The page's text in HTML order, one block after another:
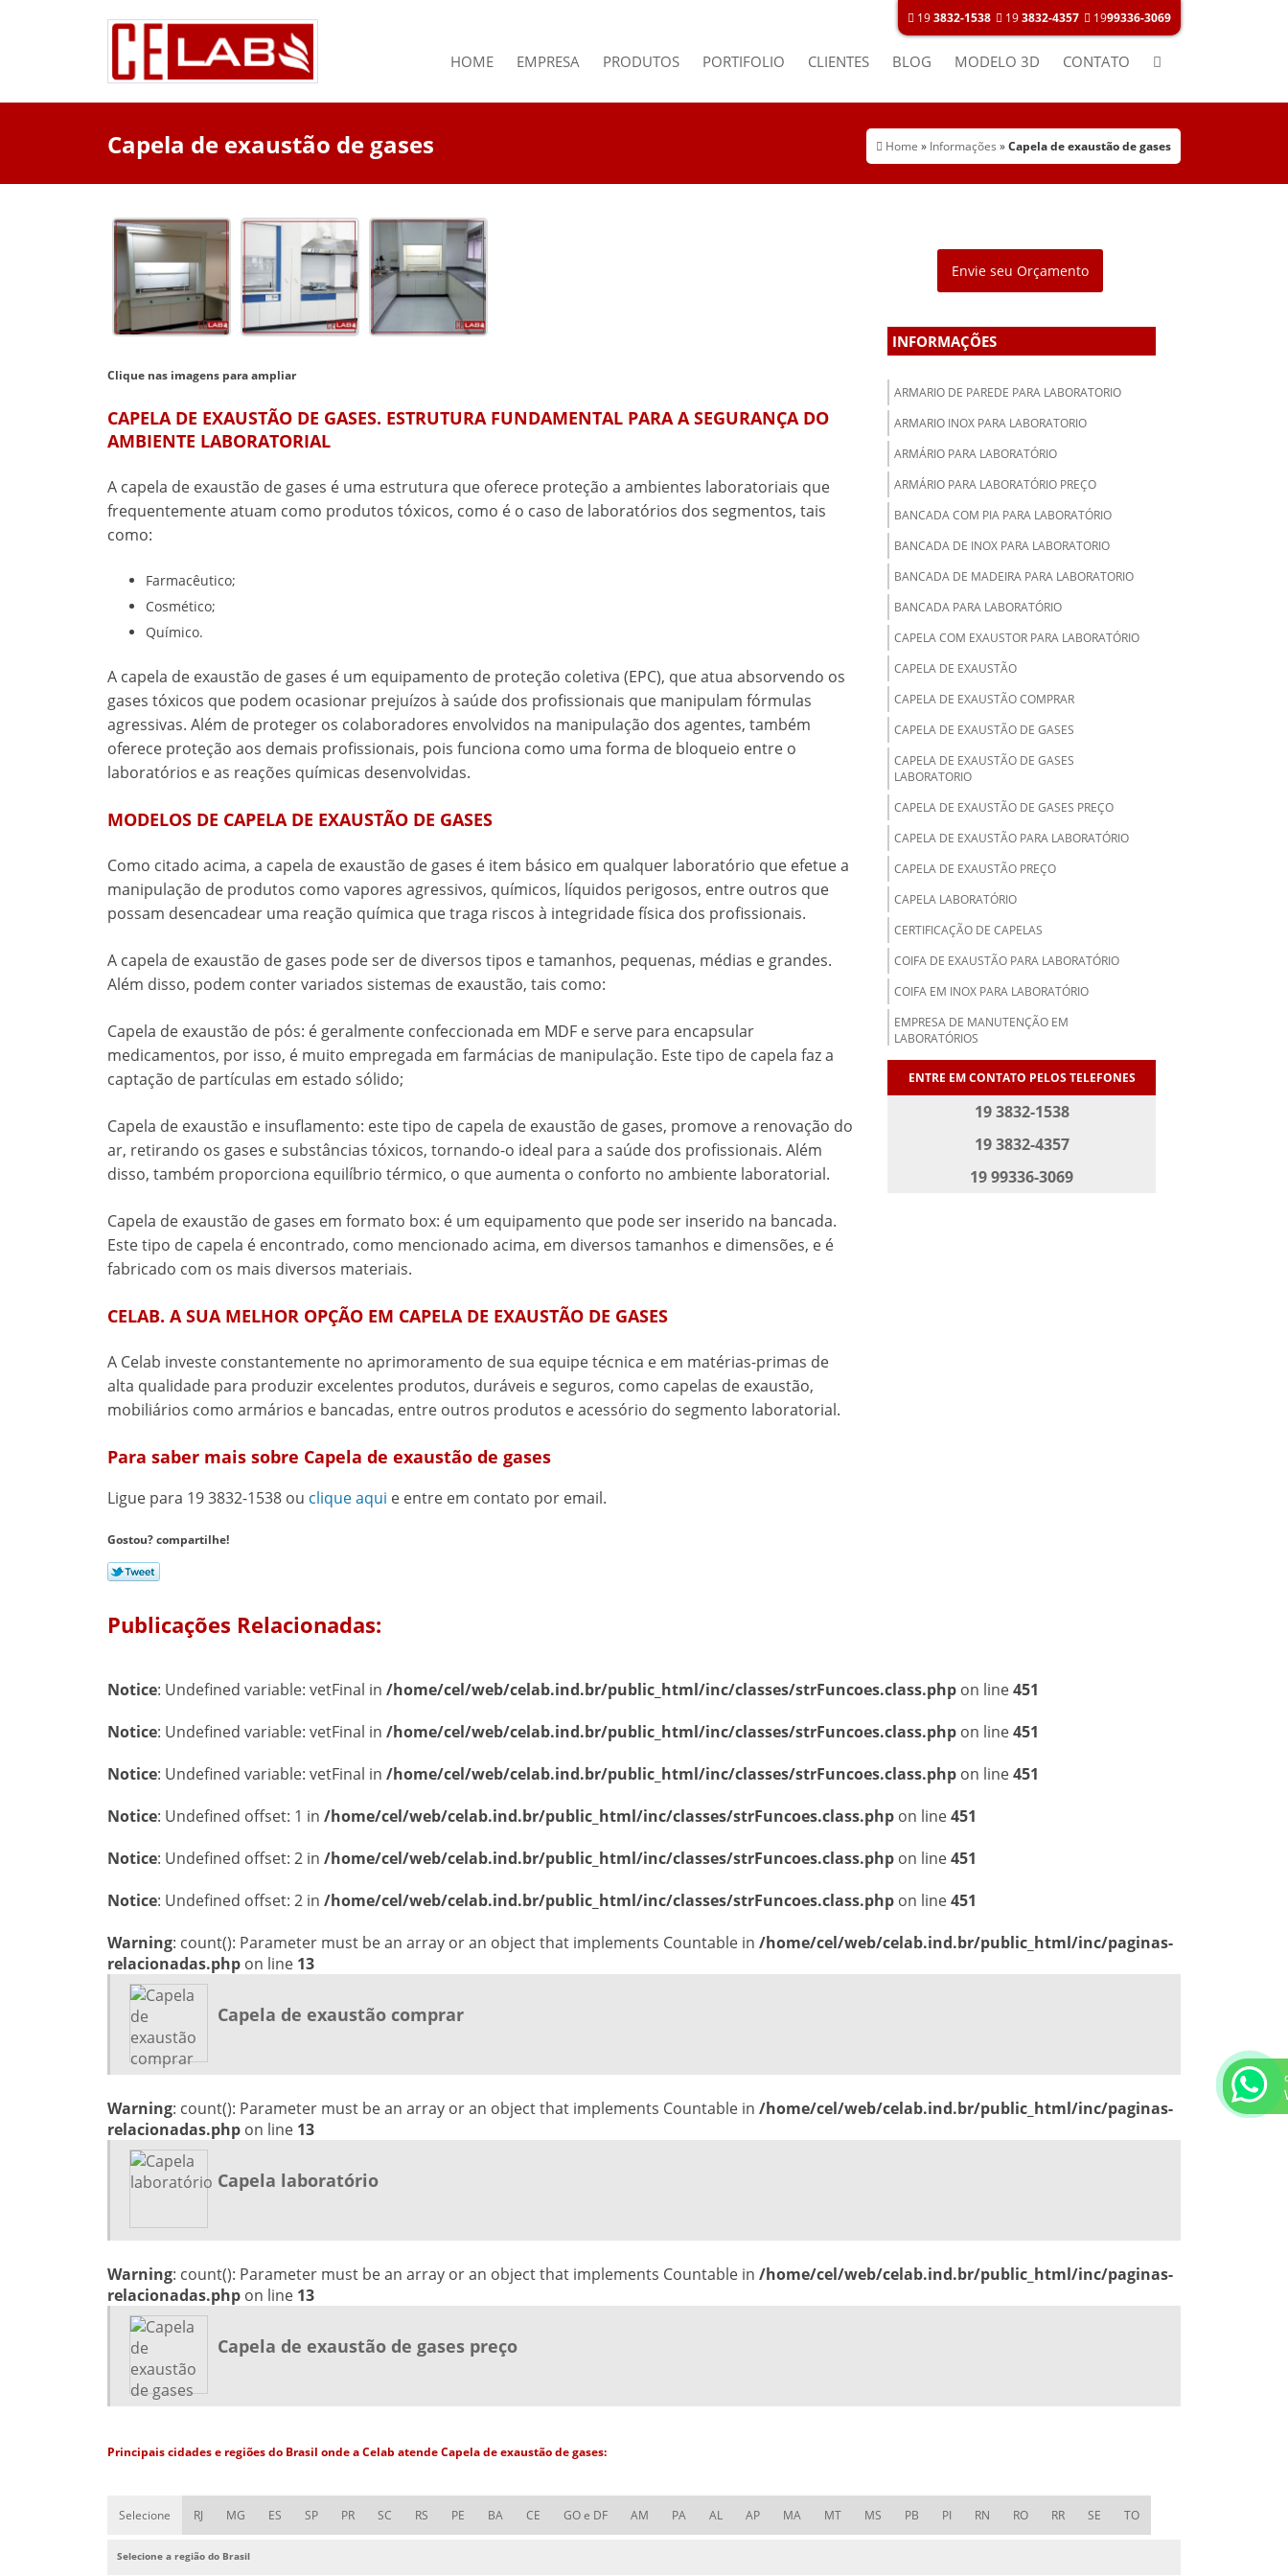
HOME EMPRESA PRODUTOS PORTIFOLIO CLIENTES BLOG MODELO 3D CONTATO
193832-1538 193832-4357 1999336-3069
Home » Informações »Capela de exaustão de gases
Capela de exaustão de gases
Clique nas imagens para ampliar
CAPELA DE EXAUSTÃO DE GASES. ESTRUTURA FUNDAMENTAL PARA A SEGURANÇA DO
AMBIENTE LABORATORIAL
A capela de exaustão de gases é uma estrutura que oferece proteção a ambientes laboratoriais que
frequentemente atuam como produtos tóxicos, como é o caso de laboratórios dos segmentos, tais
como:
Farmacêutico;
Cosmético;
Químico.
A capela de exaustão de gases é um equipamento de proteção coletiva (EPC), que atua absorvendo os
gases tóxicos que podem ocasionar prejuízos à saúde dos profissionais que manipulam fórmulas
agressivas. Além de proteger os colaboradores envolvidos na manipulação dos agentes, também
oferece proteção aos demais profissionais, pois funciona como uma forma de bloqueio entre o
laboratórios e as reações químicas desenvolvidas.
MODELOS DE CAPELA DE EXAUSTÃO DE GASES
Como citado acima, a capela de exaustão de gases é item básico em qualquer laboratório que efetue a
manipulação de produtos como vapores agressivos, químicos, líquidos perigosos, entre outros que
possam desencadear uma reação química que traga riscos à integridade física dos profissionais.
A capela de exaustão de gases pode ser de diversos tipos e tamanhos, pequenas, médias e grandes.
Além disso, podem conter variados sistemas de exaustão, tais como:
Capela de exaustão de pós: é geralmente confeccionada em MDF e serve para encapsular
medicamentos, por isso, é muito empregada em farmácias de manipulação. Este tipo de capela faz a
captação de partículas em estado sólido;
Capela de exaustão e insuflamento: este tipo de capela de exaustão de gases, promove a renovação do
ar, retirando os gases e substâncias tóxicos, tornando-o ideal para a saúde dos profissionais. Além
disso, também proporciona equilíbrio térmico, o que aumenta o conforto no ambiente laboratorial.
Capela de exaustão de gases em formato box: é um equipamento que pode ser inserido na bancada.
Este tipo de capela é encontrado, como mencionado acima, em diversos tamanhos e dimensões, e é
fabricado com os mais diversos materiais.
CELAB. A SUA MELHOR OPÇÃO EM CAPELA DE EXAUSTÃO DE GASES
A Celab investe constantemente no aprimoramento de sua equipe técnica e em matérias-primas de
alta qualidade para produzir excelentes produtos, duráveis e seguros, como capelas de exaustão,
mobiliários como armários e bancadas, entre outros produtos e acessório do segmento laboratorial.
Para saber mais sobre Capela de exaustão de gases
Ligue para 19 3832-1538 ou clique aqui e entre em contato por email.
Gostou? compartilhe!
Envie seu Orçamento
INFORMAÇÕES
ARMARIO DE PAREDE PARA LABORATORIO
ARMARIO INOX PARA LABORATORIO
ARMÁRIO PARA LABORATÓRIO
ARMÁRIO PARA LABORATÓRIO PREÇO
BANCADA COM PIA PARA LABORATÓRIO
BANCADA DE INOX PARA LABORATORIO
BANCADA DE MADEIRA PARA LABORATORIO
BANCADA PARA LABORATÓRIO
CAPELA COM EXAUSTOR PARA LABORATÓRIO
CAPELA DE EXAUSTÃO
CAPELA DE EXAUSTÃO COMPRAR
CAPELA DE EXAUSTÃO DE GASES
CAPELA DE EXAUSTÃO DE GASES
LABORATORIO
CAPELA DE EXAUSTÃO DE GASES PREÇO
CAPELA DE EXAUSTÃO PARA LABORATÓRIO
CAPELA DE EXAUSTÃO PREÇO
CAPELA LABORATÓRIO
CERTIFICAÇÃO DE CAPELAS
COIFA DE EXAUSTÃO PARA LABORATÓRIO
COIFA EM INOX PARA LABORATÓRIO
EMPRESA DE MANUTENÇÃO EM
LABORATÓRIOS
EMPRESAS DE MOVEIS PARA LABORATORIO
ENTRE EM CONTATO PELOS TELEFONES
19 3832-1538
19 3832-4357
19 99336-3069
Publicações Relacionadas:
Notice: Undefined variable: vetFinal in /home/cel/web/celab.ind.br/public_html/inc/classes/strFuncoes.class.php on line451
Notice: Undefined variable: vetFinal in /home/cel/web/celab.ind.br/public_html/inc/classes/strFuncoes.class.php on line451
Notice: Undefined variable: vetFinal in /home/cel/web/celab.ind.br/public_html/inc/classes/strFuncoes.class.php on line451
Notice: Undefined offset: 1 in /home/cel/web/celab.ind.br/public_html/inc/classes/strFuncoes.class.php on line451
Notice: Undefined offset: 2 in /home/cel/web/celab.ind.br/public_html/inc/classes/strFuncoes.class.php on line451
Notice: Undefined offset: 2 in /home/cel/web/celab.ind.br/public_html/inc/classes/strFuncoes.class.php on line451
Warning: count(): Parameter must be an array or an object that implements Countable in /home/cel/web/celab.ind.br/public_html/inc/paginas-
relacionadas.php on line 13
Capela de exaustão comprar
Warning: count(): Parameter must be an array or an object that implements Countable in /home/cel/web/celab.ind.br/public_html/inc/paginas-
relacionadas.php on line 13
Capela laboratório
Warning: count(): Parameter must be an array or an object that implements Countable in /home/cel/web/celab.ind.br/public_html/inc/paginas-
relacionadas.php on line 13
Capela de exaustão de gases preço
Principais cidades e regiões do Brasil onde a Celab atende Capela de exaustão de gases:
Selecione RJ MG ES SP PR SC RS PE BA CE GO e DF AM PA AL AP MA MT MS PB PI RN RO RR SE TO
Selecione a região do Brasil